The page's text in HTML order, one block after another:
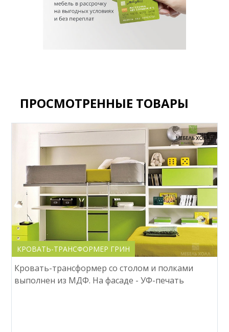
ПРОСМОТРЕННЫЕ ТОВАРЫ
КРОВАТЬ-ТРАНСФОРМЕР ГРИН
Кровать-трансформер со столом и полками
выполнен из МДФ. На фасаде - УФ-печать